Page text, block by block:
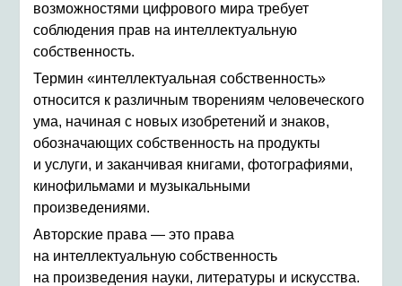
возможностями цифрового мира требует
соблюдения прав на интеллектуальную
собственность.
Термин «интеллектуальная собственность»
относится к различным творениям человеческого
ума, начиная с новых изобретений и знаков,
обозначающих собственность на продукты
и услуги, и заканчивая книгами, фотографиями,
кинофильмами и музыкальными
произведениями.
Авторские права — это права
на интеллектуальную собственность
на произведения науки, литературы и искусства.